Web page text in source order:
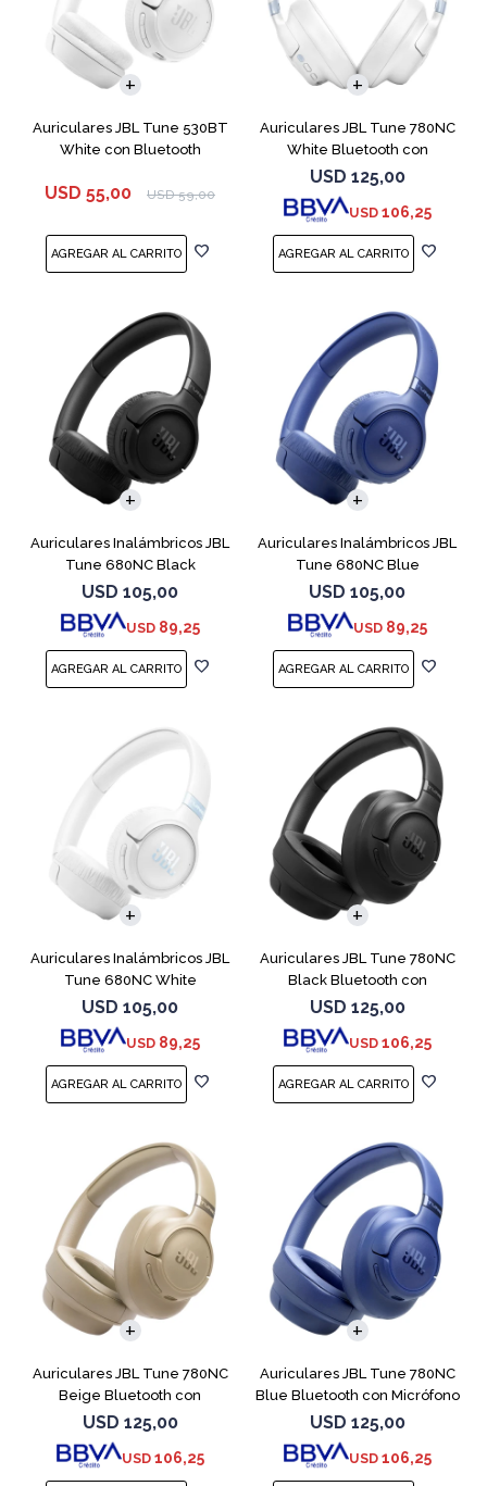
Auriculares JBL Tune 530BT
White con Bluetooth
USD 55,00 USD 59,00
Auriculares JBL Tune 780NC
White Bluetooth con
Micrófono
USD 125,00
USD 106,25
Auriculares Inalámbricos JBL
Tune 680NC Black
USD 105,00
USD 89,25
Auriculares Inalámbricos JBL
Tune 680NC Blue
USD 105,00
USD 89,25
Auriculares Inalámbricos JBL
Tune 680NC White
USD 105,00
USD 89,25
Auriculares JBL Tune 780NC
Black Bluetooth con
Micrófono
USD 125,00
USD 106,25
Auriculares JBL Tune 780NC
Beige Bluetooth con
Micrófono
USD 125,00
USD 106,25
Auriculares JBL Tune 780NC
Blue Bluetooth con Micrófono
USD 125,00
USD 106,25